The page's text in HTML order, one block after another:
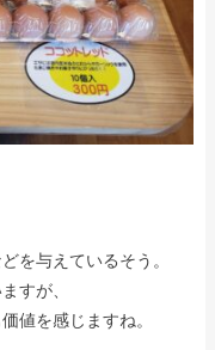
を与えているそう。
すが、
値を感じますね。